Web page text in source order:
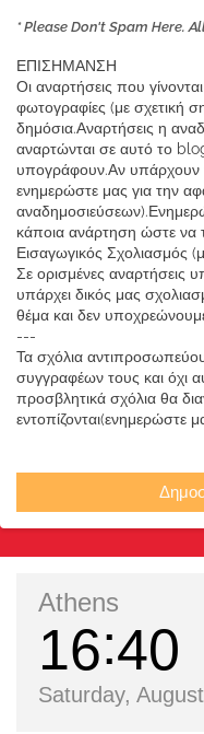
* Please Don't Spam Here.
ΕΠΙΣΗΜΑΝΣΗ
Οι αναρτήσεις που
φωτογραφίες (με σχετική
δημόσια.Αναρτήσεις η
αναρτώνται σε αυτό το
υπογράφουν.Αν υπάρχουν
ενημερώστε μας για την
κάποια ανάρτηση ώστε να
Εισαγωγικός Σχολιασμός
Σε ορισμένες αναρτήσεις
υπάρχει δικός μας
θέμα και δεν
---
Τα σχόλια
συγγραφέων τους και όχι
προσβλητικά σχόλια θα
εντοπίζονται(ενημερώστε
Athens
16 40
Saturday,